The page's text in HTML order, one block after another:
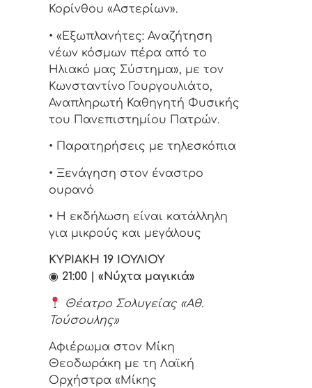
Κορίνθου «Αστερίων».
• «Εξωπλανήτες: Αναζήτηση
νέων κόσμων πέρα από το
Ηλιακό μας Σύστημα», με τον
Κωνσταντίνο Γουργουλιάτο,
Αναπληρωτή Καθηγητή Φυσικής
του Πανεπιστημίου Πατρών.
• Παρατηρήσεις με τηλεσκόπια
• Ξενάγηση στον έναστρο
ουρανό
• Η εκδήλωση είναι κατάλληλη
για μικρούς και μεγάλους
ΚΥΡΙΑΚΗ 19 ΙΟΥΛΙΟΥ
◉ 21:00 | «Νύχτα μαγικιά»
Θέατρο Σολυγείας «Αθ.
Τούσουλης»
Αφιέρωμα στον Μίκη
Θεοδωράκη με τη Λαϊκή
Ορχήστρα «Μίκης